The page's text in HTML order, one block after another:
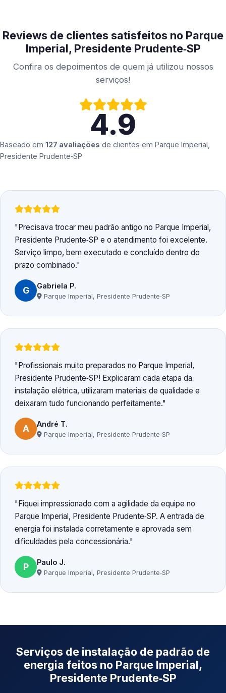
Reviews de clientes satisfeitos no Parque
Imperial, Presidente Prudente‑SP
Confira os depoimentos de quem já utilizou nossos
serviços!
4.9
Baseado em 127 avaliações de clientes em Parque Imperial,
Presidente Prudente‑SP
Precisava trocar meu padrão antigo no Parque Imperial,
Presidente Prudente‑SP e o atendimento foi excelente.
Serviço limpo, bem executado e concluído dentro do
prazo combinado.
G Gabriela P.
Parque Imperial, Presidente Prudente‑SP
Profissionais muito preparados no Parque Imperial,
Presidente Prudente‑SP! Explicaram cada etapa da
instalação elétrica, utilizaram materiais de qualidade e
deixaram tudo funcionando perfeitamente.
A André T.
Parque Imperial, Presidente Prudente‑SP
Fiquei impressionado com a agilidade da equipe no
Parque Imperial, Presidente Prudente‑SP. A entrada de
energia foi instalada corretamente e aprovada sem
dificuldades pela concessionária.
P Paulo J.
Parque Imperial, Presidente Prudente‑SP
Serviços de instalação de padrão de
energia feitos no Parque Imperial,
Presidente Prudente‑SP